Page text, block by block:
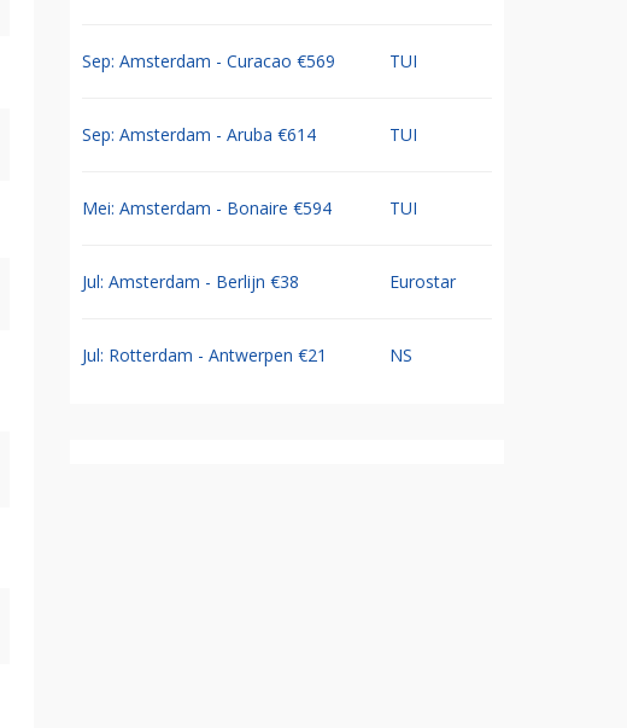
Sep: Amsterdam - Curacao €569 TUI
Sep: Amsterdam - Aruba €614 TUI
Mei: Amsterdam - Bonaire €594 TUI
Jul: Amsterdam - Berlijn €38 Eurostar
Jul: Rotterdam - Antwerpen €21 NS